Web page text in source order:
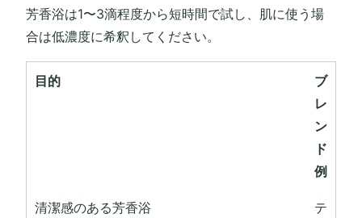
芳香浴は1〜3滴程度から短時間で試し、肌に使う場
合は低濃度に希釈してください。
目的
ブ
レ
ン
ド
例
清潔感のある芳香浴 テ